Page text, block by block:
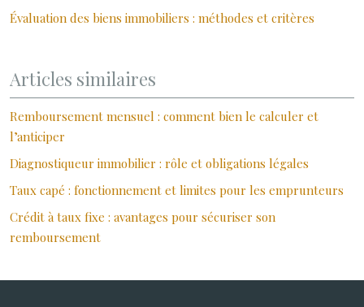
Évaluation des biens immobiliers : méthodes et critères
Articles similaires
Remboursement mensuel : comment bien le calculer et
l’anticiper
Diagnostiqueur immobilier : rôle et obligations légales
Taux capé : fonctionnement et limites pour les emprunteurs
Crédit à taux fixe : avantages pour sécuriser son
remboursement